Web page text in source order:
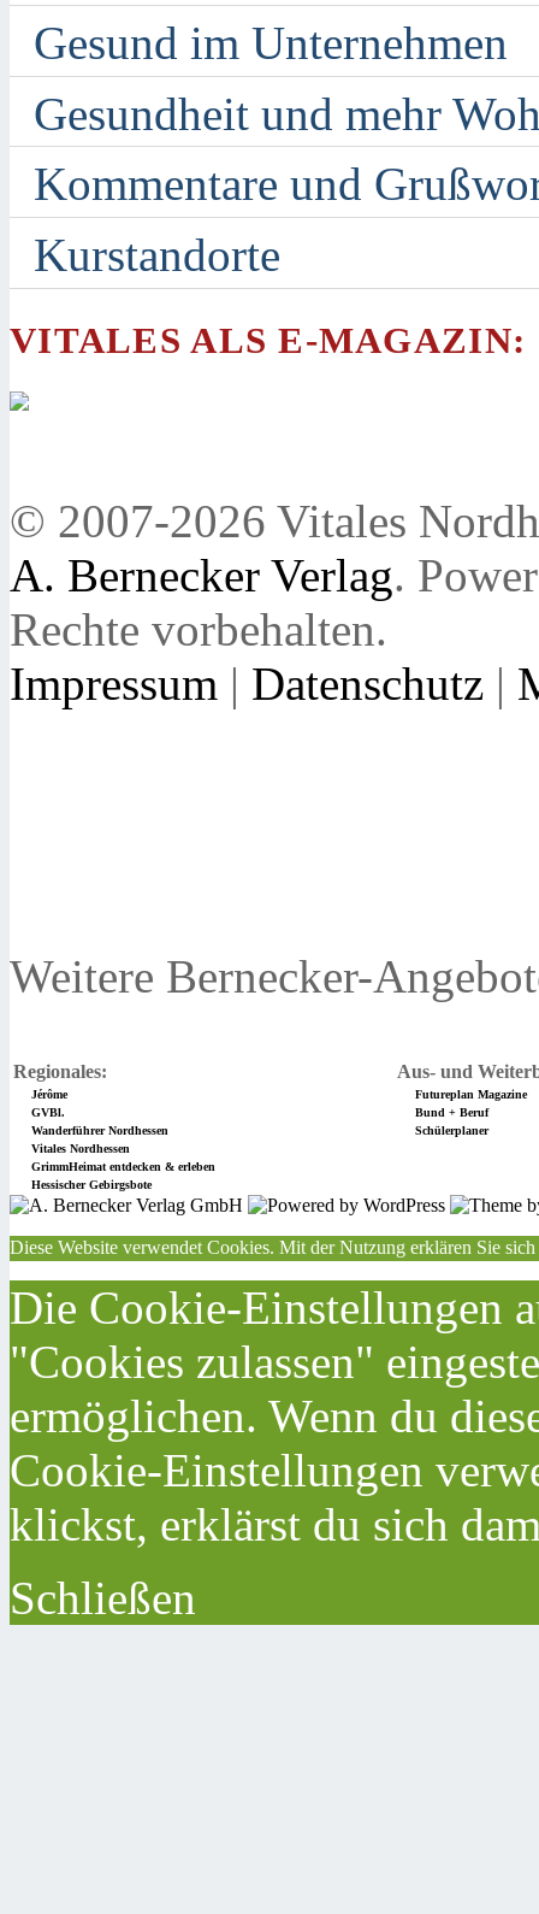
Gesund im Unternehmen
Gesundheit und mehr
Kommentare und
Kurstandorte
VITALES ALS E-MAGAZIN:
© 2007-2026 Vitales
A. Bernecker Verlag.
Rechte vorbehalten.
Impressum | Datenschutz |
Weitere Bernecker-
Regionales: Aus- und
Jérôme
Futureplan Magazine
GVBl.
Bund + Beruf
Wanderführer Nordhessen
Schülerplaner
Vitales Nordhessen
GrimmHeimat entdecken & erleben
Hessischer Gebirgsbote
Diese Website verwendet Cookies. Mit der Nutzung erklären Sie
Die Cookie-Einstellungen
"Cookies zulassen"
ermöglichen. Wenn du
Cookie-Einstellungen
klickst, erklärst du sich
Schließen